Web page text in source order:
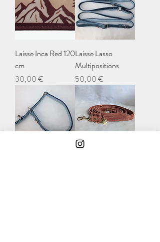
Laisse Inca Red 120
cm
Prix
30,00 €
Laisse Lasso
Multipositions
Prix
50,00 €